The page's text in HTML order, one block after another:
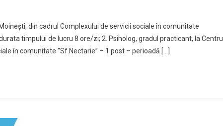
din cadrul Complexului de servicii sociale în comunitate
timpului de lucru 8 ore/zi; 2. Psiholog, gradul practicant, la Centrul
în comunitate ”Sf.Nectarie” – 1 post – perioadă […]